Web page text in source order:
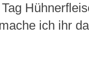
ich ihr